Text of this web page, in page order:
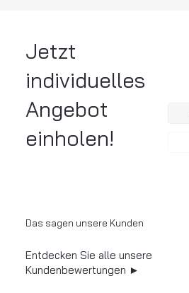
Jetzt
individuelles
Angebot
einholen!
Das sagen unsere Kunden
Entdecken Sie alle unsere
Kundenbewertungen ►